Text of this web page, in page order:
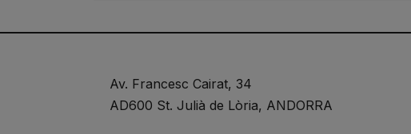
Av. Francesc Cairat, 34
AD600 St. Julià de Lòria, ANDORRA